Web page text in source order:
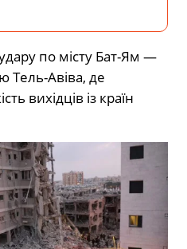
по місту Бат-Ям —
Тель-Авіва, де
вихідців із країн